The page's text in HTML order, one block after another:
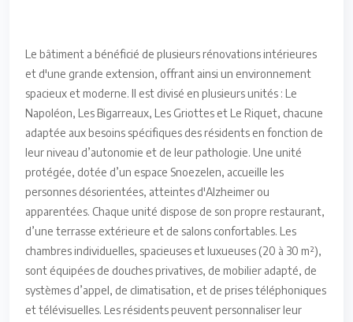
Le bâtiment a bénéficié de plusieurs rénovations intérieures
et d'une grande extension, offrant ainsi un environnement
spacieux et moderne. Il est divisé en plusieurs unités : Le
Napoléon, Les Bigarreaux, Les Griottes et Le Riquet, chacune
adaptée aux besoins spécifiques des résidents en fonction de
leur niveau d’autonomie et de leur pathologie. Une unité
protégée, dotée d’un espace Snoezelen, accueille les
personnes désorientées, atteintes d'Alzheimer ou
apparentées. Chaque unité dispose de son propre restaurant,
d’une terrasse extérieure et de salons confortables. Les
chambres individuelles, spacieuses et luxueuses (20 à 30 m²),
sont équipées de douches privatives, de mobilier adapté, de
systèmes d’appel, de climatisation, et de prises téléphoniques
et télévisuelles. Les résidents peuvent personnaliser leur